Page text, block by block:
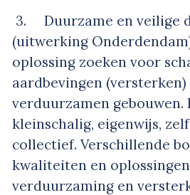
3. Duurzame en veilige
(uitwerking
oplossing zoeken voor
aardbevingen (versterken)
verduurzamen gebouwen.
kleinschalig, eigenwijs,
collectief. Verschillende
kwaliteiten en
verduurzaming en